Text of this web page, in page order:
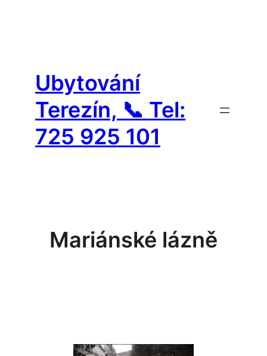
obsah
Ubytování
Terezín, 📞 Tel:
725 925 101
Mariánské lázně